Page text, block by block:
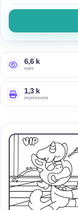
6,6 k
vues
1,3 k
impressions